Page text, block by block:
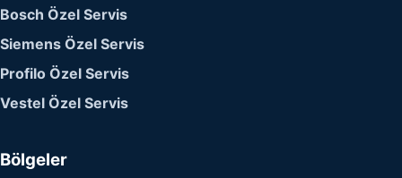
Bosch Özel Servis
Siemens Özel Servis
Profilo Özel Servis
Vestel Özel Servis
Bölgeler